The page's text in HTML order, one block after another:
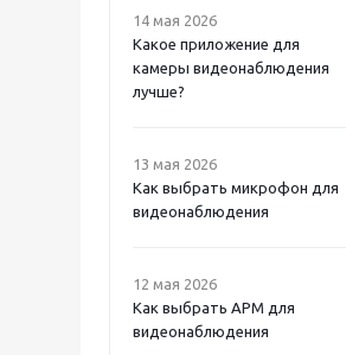
14 мая 2026
Какое приложение для
камеры видеонаблюдения
лучше?
13 мая 2026
Как выбрать микрофон для
видеонаблюдения
12 мая 2026
Как выбрать APM для
видеонаблюдения